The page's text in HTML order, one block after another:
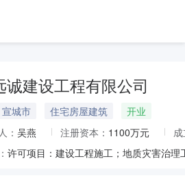
诚建设工程有限公司
城市 住宅房屋建筑
开业
： 吴燕 注册资本： 1100万元